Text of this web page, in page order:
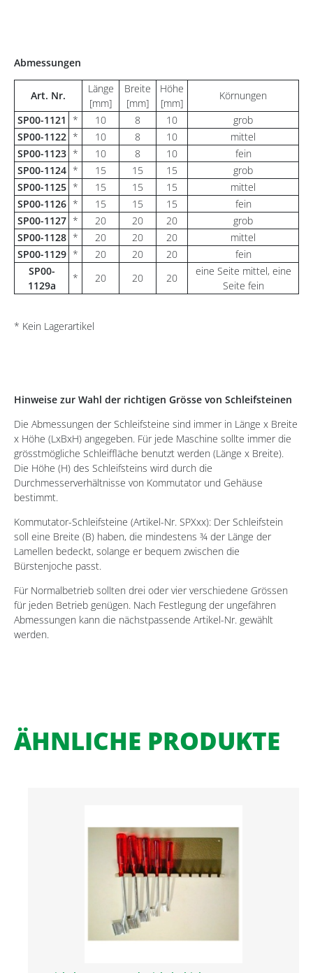
Abmessungen
Art. Nr.
Länge
[mm]
Breite
[mm]
Höhe
[mm]
Körnungen
SP00-1121 * 10 8 10
grob
SP00-1122 * 10 8 10
mittel
SP00-1123 * 10 8 10
fein
SP00-1124 * 15 15 15
grob
SP00-1125 * 15 15 15
mittel
SP00-1126 * 15 15 15
fein
SP00-1127 * 20 20 20
grob
SP00-1128 * 20 20 20
mittel
SP00-1129 * 20 20 20
fein
SP00-
1129a
* 20 20 20
eine Seite mittel, eine
Seite fein
* Kein Lagerartikel
Hinweise zur Wahl der richtigen Grösse von Schleifsteinen
Die Abmessungen der Schleifsteine sind immer in Länge x Breite
x Höhe (LxBxH) angegeben. Für jede Maschine sollte immer die
grösstmögliche Schleiffläche benutzt werden (Länge x Breite).
Die Höhe (H) des Schleifsteins wird durch die
Durchmesserverhältnisse von Kommutator und Gehäuse
bestimmt.
Kommutator-Schleifsteine (Artikel-Nr. SPXxx): Der Schleifstein
soll eine Breite (B) haben, die mindestens ¾ der Länge der
Lamellen bedeckt, solange er bequem zwischen die
Bürstenjoche passt.
Für Normalbetrieb sollten drei oder vier verschiedene Grössen
für jeden Betrieb genügen. Nach Festlegung der ungefähren
Abmessungen kann die nächstpassende Artikel-Nr. gewählt
werden.
ÄHNLICHE PRODUKTE